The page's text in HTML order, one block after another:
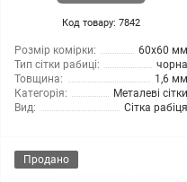
Код товару: 7842
Розмір комірки:
60x60 мм
Тип сітки рабиці:
чорна
Товщина:
1,6 мм
Категорія:
Металеві сітки
Вид:
Сітка рабіця
Продано